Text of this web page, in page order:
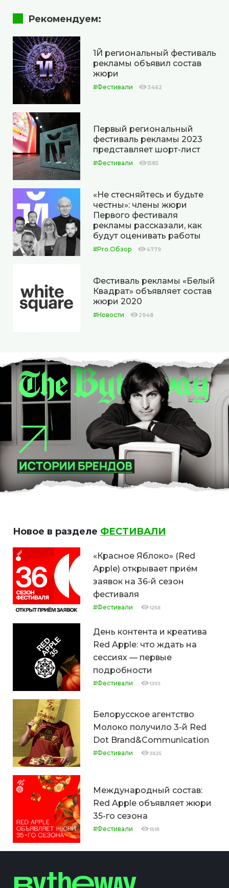
Рекомендуем:
1Й региональный фестиваль
рекламы объявил состав
жюри
#Фестивали 3462
Первый региональный
фестиваль рекламы 2023
представляет шорт-лист
#Фестивали 1585
«Не стесняйтесь и будьте
честны»: члены жюри
Первого фестиваля
рекламы рассказали, как
будут оценивать работы
#Pro.Обзор 4779
Фестиваль рекламы «Белый
Квадрат» объявляет состав
жюри 2020
#Новости 2948
Новое в разделе ФЕСТИВАЛИ
«Красное Яблоко» (Red
Apple) открывает приём
заявок на 36-й сезон
фестиваля
#Фестивали 1258
День контента и креатива
Red Apple: что ждать на
сессиях — первые
подробности
#Фестивали 1393
Белорусское агентство
Молоко получило 3-й Red
Dot Brand&Communication
#Фестивали 3825
Международный состав:
Red Apple объявляет жюри
35-го сезона
#Фестивали 1518